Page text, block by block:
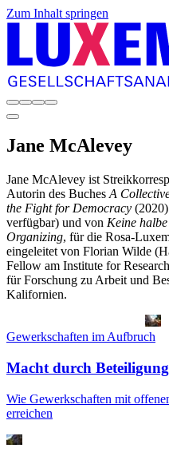
Zum Inhalt springen
Jane McAlevey
Jane McAlevey ist
Autorin des Buches A
the Fight for Democracy
verfügbar) und von Keine
Organizing, für die Rosa-
eingeleitet von Florian Wilde
Fellow am Institute for
für Forschung zu Arbeit und
Kalifornien.
Gewerkschaften im Aufbruch
Macht durch Beteiligung
Wie Gewerkschaften mit
erreichen